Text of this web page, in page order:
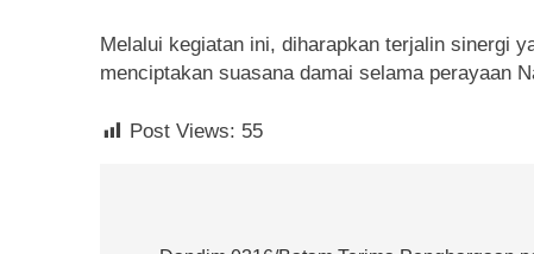
Melalui kegiatan ini, diharapkan terjalin sinergi
menciptakan suasana damai selama perayaan
Post Views: 55